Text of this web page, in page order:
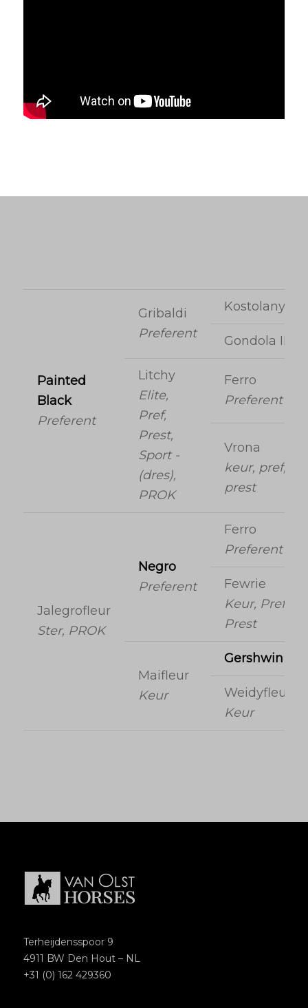
Painted
Black
Preferent
Gribaldi
Preferent
Kostolany
Gondola II
Litchy
Elite,
Pref,
Prest,
Sport -
(dres),
PROK
Ferro
Preferent
Vrona
keur, pref,
prest
Jalegrofleur
Ster, PROK
Negro
Preferent
Ferro
Preferent
Fewrie
Keur, Pref,
Prest
Maifleur
Keur
Gershwin
Weidyfleur
Keur
Terheijdensspoor 9
4911 BW Den Hout – NL
+31 (0) 162 429360